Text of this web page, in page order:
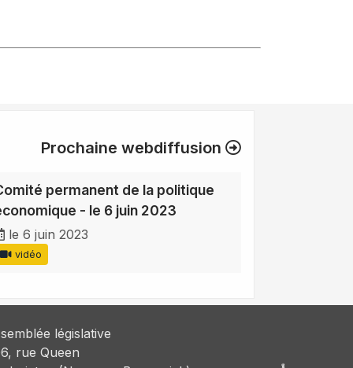
Prochaine webdiffusion
permanent de la politique
- le 6 juin 2023
le 6 juin 2023
vidéo
législative
rue Queen